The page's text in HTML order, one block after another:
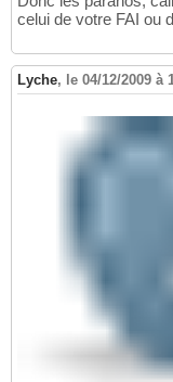
celui de votre FAI ou
Lyche, le 04/12/2009 à